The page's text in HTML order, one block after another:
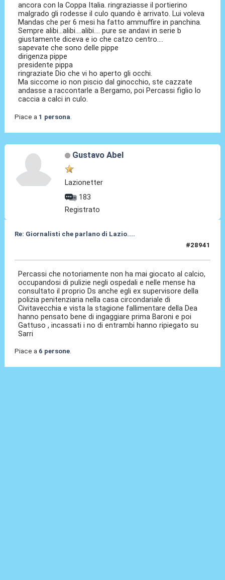
ancora con la Coppa Italia. ringraziasse il portierino
malgrado gli rodesse il culo quando è arrivato. Lui voleva
Mandas che per 6 mesi ha fatto ammuffire in panchina.
Sempre alibi...alibi....alibi.... pure se andavi in serie b
giustamente diceva e io che catzo centro....
sapevate che sono delle pippe
dirigenza pippe
presidente pippa
ringraziate Dio che vi ho aperto gli occhi.
Ma siccome io non piscio dal ginocchio, ste cazzate
andasse a raccontarle a Bergamo, poi Percassi figlio lo
caccia a calci in culo.
Piace a 1 persona
Gustavo Abel
Lazionetter
183
Registrato
Re: Giornalisti che parlano di Lazio....
#28941
Percassi che notoriamente non ha mai giocato al calcio,
occupandosi di pulizie negli ospedali e nelle mense ha
consultato il proprio Ds anche egli ex supervisore della
polizia penitenziaria nella casa circondariale di
Civitavecchia e vista la stagione fallimentare della Dea
hanno pensato bene di ingaggiare prima Baroni e poi
Gattuso , incassati i no di entrambi hanno ripiegato su
Sarri
Piace a 6 persone.